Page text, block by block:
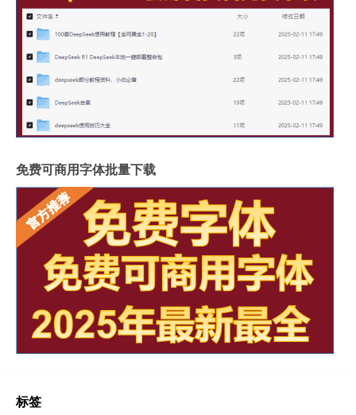
免费可商用字体批量下载
标签